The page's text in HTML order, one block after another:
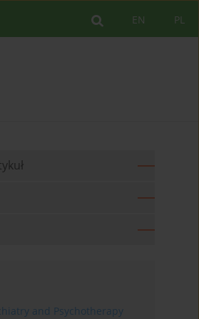
PL
EN
and Psychotherapy